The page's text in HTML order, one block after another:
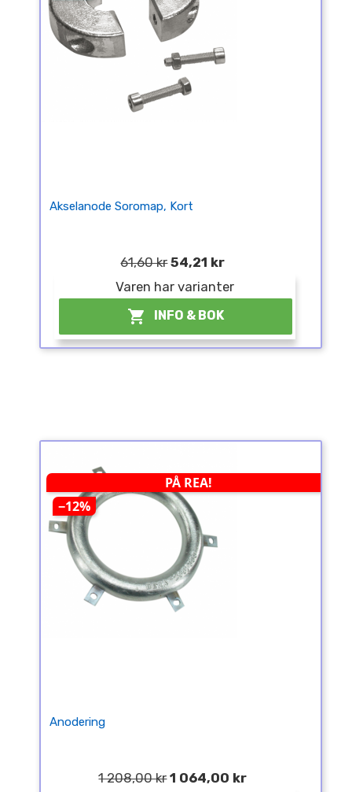
Akselanode Soromap, Kort
61,60 kr 54,21 kr
Varen har varianter
 INFO & BOK
PÅ REA!
−12%
Anodering
1 208,00 kr 1 064,00 kr